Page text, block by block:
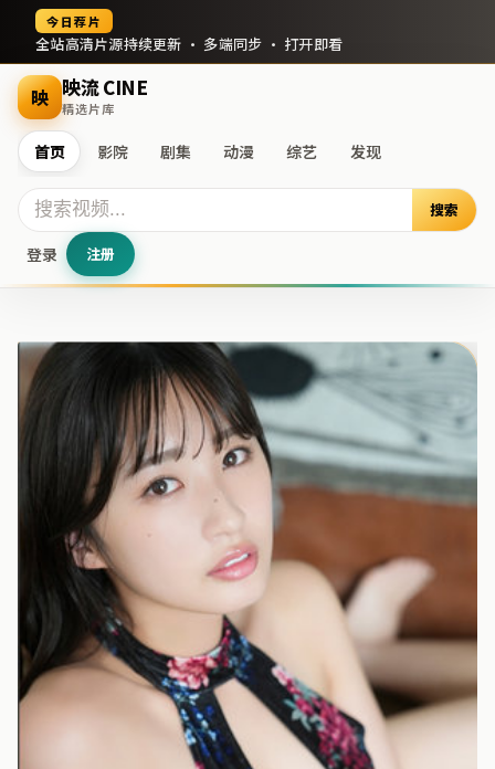
今日荐片
全站高清片源持续更新 · 多端同步 · 打开即看
映 映流 CINE
精选片库
首页 影院 剧集 动漫 综艺 发现
搜索
登录 注册